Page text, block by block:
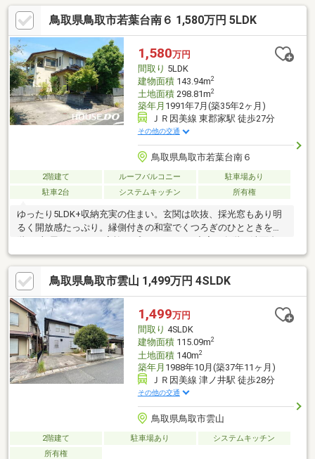
よりよい生活を実現させます。ぜひご検討ください(^o^)
鳥取県鳥取市若葉台南６ 1,580万円 5LDK
1,580万円
間取り 5LDK
建物面積143.94m2
土地面積298.81m2
築年月 1991年7月(築35年2ヶ月)
ＪＲ因美線 東郡家駅 徒歩27分
その他の交通
鳥取県鳥取市若葉台南６
2階建て ルーフバルコニー
駐車場あり
駐車2台
システムキッチン 所有権
ゆったり5LDK+収納充実の住まい。玄関は吹抜、採光窓もあり明
るく開放感たっぷり。縁側付きの和室でくつろぎのひとときを。2
トイレがあるので忙しい朝もスムーズ。広さ、機能性、快適性を
兼ね備えた住まいです。
鳥取県鳥取市雲山 1,499万円 4SLDK
1,499万円
間取り 4SLDK
建物面積115.09m2
土地面積140m2
築年月 1988年10月(築37年11ヶ月)
ＪＲ因美線 津ノ井駅 徒歩28分
その他の交通
鳥取県鳥取市雲山
2階建て 駐車場あり
システムキッチン
所有権